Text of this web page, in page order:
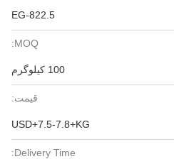
EG-822.5
MOQ:
100 کیلوگرم
قیمت:
USD+7.5-7.8+KG
Delivery Time: